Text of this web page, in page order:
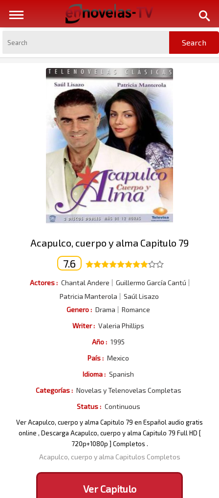
Acapulco, cuerpo y alma Capitulo 79
7.6
Actores : Chantal Andere
Guillermo García Cantú
Patricia Manterola
Saúl Lisazo
Genero : Drama
Romance
Writer : Valeria Phillips
Año : 1995
País : Mexico
Idioma : Spanish
Categorías : Novelas y Telenovelas Completas
Status : Continuous
Ver Acapulco, cuerpo y alma Capitulo 79 en Español audio gratis
online , Descarga Acapulco, cuerpo y alma Capitulo 79 Full HD [
720p+1080p ] Completos .
Acapulco, cuerpo y alma Capitulos Completos
Ver Capitulo